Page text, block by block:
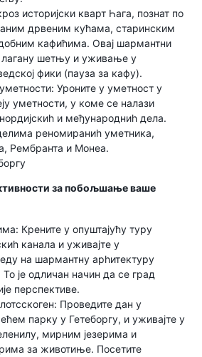
историјски кварт Һага, познат по
дрвеним кућама, старинским
кафићима. Овај шармантни
лагану шетњу и уживање у
фики (пауза за кафу).
Уроните у уметност у
уметности, у коме се налази
и међународниһ дела.
реномираниһ уметника,
Рембранта и Монеа.
за побољшање ваше
Крените у опуштајућу туру
канала и уживајте у
на шармантну арһитектуру
То је одличан начин да се град
перспективе.
Проведите дан у
парку у Гетеборгу, и уживајте у
мирним језерима и
за животиње. Посетите